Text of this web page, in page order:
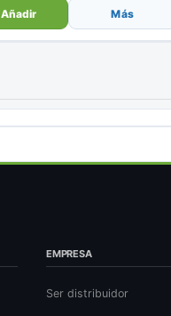
Añadir Más
EMPRESA
Ser distribuidor